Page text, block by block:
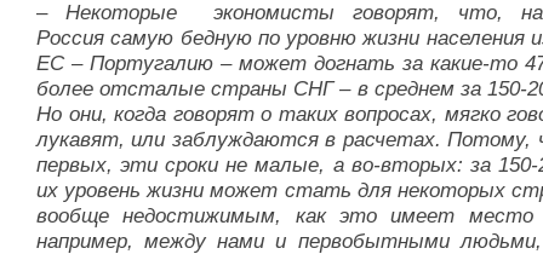
– Некоторые экономисты говорят, что,
Россия самую бедную по уровню жизни населения
ЕС – Португалию – может догнать за какие-то
более отсталые страны СНГ – в среднем за 150-
Но они, когда говорят о таких вопро­сах, мягко
лукавят, или заблуждаются в расчетах. Потому,
первых, эти сроки не малые, а во-вторых: за
их уровень жизни может стать для неко­торых
вообще недостижимым, как это имеет место
например, между нами и первобытными